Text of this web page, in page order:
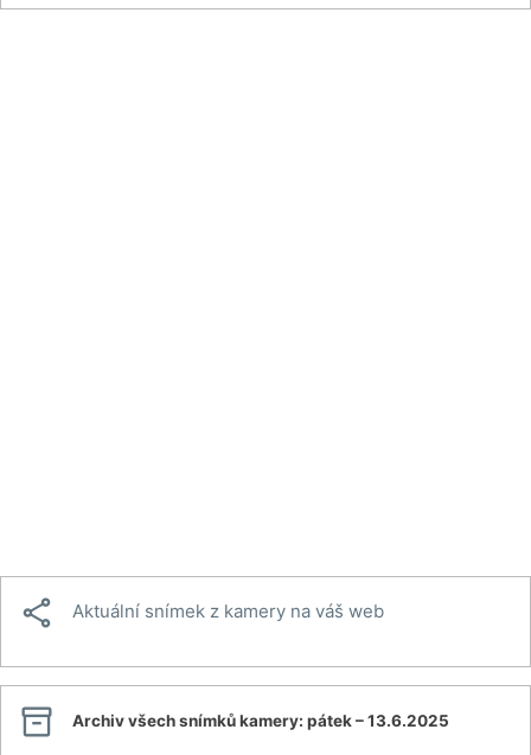
 Aktuální snímek z kamery na váš web
 Archiv všech snímků kamery: pátek – 13.6.2025